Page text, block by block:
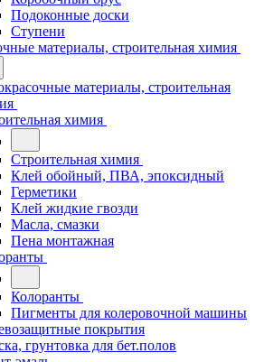
Подоконные доски
Ступени
материалы, строительная химия
материалы, строительная
химия
Строительная химия
Клей обойный, ПВА, эпоксидный
Герметики
Клей жидкие гвозди
Масла, смазки
Пена монтажная
Колоранты
Пигменты для колеровочной машины
покрытия
грунтовка для бет.полов